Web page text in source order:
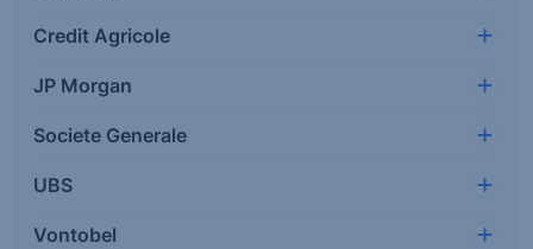
Credit Agricole
JP Morgan
Societe Generale
UBS
Vontobel